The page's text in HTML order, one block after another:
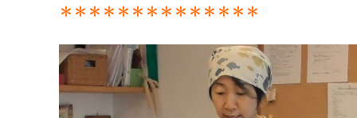
＊＊＊＊＊＊＊＊＊＊＊＊＊＊